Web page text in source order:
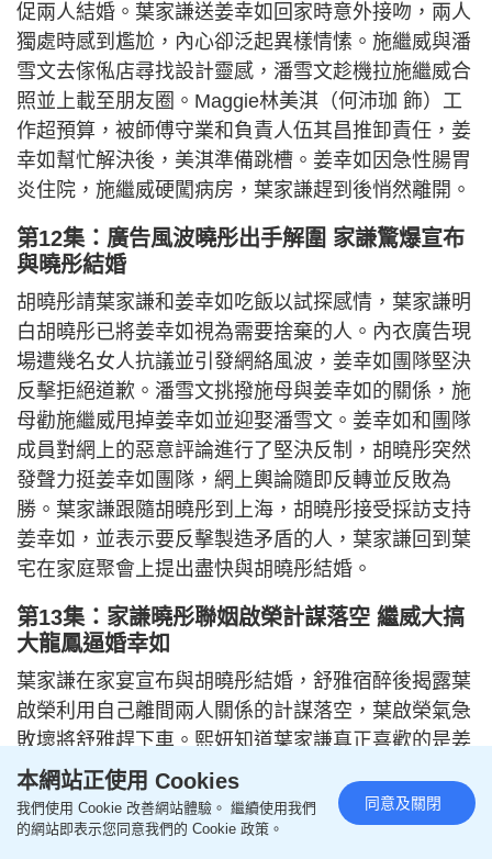
促兩人結婚。葉家謙送姜幸如回家時意外接吻，兩人
獨處時感到尷尬，內心卻泛起異樣情愫。施繼威與潘
雪文去傢俬店尋找設計靈感，潘雪文趁機拉施繼威合
照並上載至朋友圈。Maggie林美淇（何沛珈 飾）工
作超預算，被師傅守業和負責人伍其昌推卸責任，姜
幸如幫忙解決後，美淇準備跳槽。姜幸如因急性腸胃
炎住院，施繼威硬闖病房，葉家謙趕到後悄然離開。
第12集：廣告風波曉彤出手解圍 家謙驚爆宣布
與曉彤結婚
胡曉彤請葉家謙和姜幸如吃飯以試探感情，葉家謙明
白胡曉彤已將姜幸如視為需要捨棄的人。內衣廣告現
場遭幾名女人抗議並引發網絡風波，姜幸如團隊堅決
反擊拒絕道歉。潘雪文挑撥施母與姜幸如的關係，施
母勸施繼威甩掉姜幸如並迎娶潘雪文。姜幸如和團隊
成員對網上的惡意評論進行了堅決反制，胡曉彤突然
發聲力挺姜幸如團隊，網上輿論隨即反轉並反敗為
勝。葉家謙跟隨胡曉彤到上海，胡曉彤接受採訪支持
姜幸如，並表示要反擊製造矛盾的人，葉家謙回到葉
宅在家庭聚會上提出盡快與胡曉彤結婚。
第13集：家謙曉彤聯姻啟榮計謀落空 繼威大搞
大龍鳳逼婚幸如
葉家謙在家宴宣布與胡曉彤結婚，舒雅宿醉後揭露葉
啟榮利用自己離間兩人關係的計謀落空，葉啟榮氣急
敗壞將舒雅趕下車。熙妍知道葉家謙真正喜歡的是姜
幸如，如今當眾宣布和胡曉彤結婚，犧牲的是一輩子
的幸福。葉老夫人宣布葉家謙和胡曉彤的婚事，兩人
在電梯裡決定嘗試在一起。姜幸如和葉家謙分別扔掉
本網站正使用 Cookies
我們使用 Cookie 改善網站體驗。 繼續使用我們
的網站即表示您同意我們的 Cookie 政策。
同意及關閉